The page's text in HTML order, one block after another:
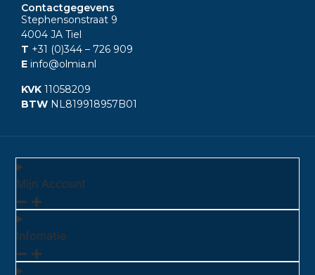
Contactgegevens
Stephensonstraat 9
4004 JA Tiel
T +31 (0)344 – 726 909
E info@olmia.nl
KVK 11058209
BTW NL819918957B01
Mijn Account
Infomatie